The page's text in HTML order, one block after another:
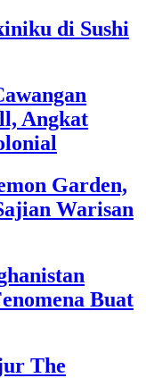
di Sushi
Angkat
Garden,
Warisan
Buat
The